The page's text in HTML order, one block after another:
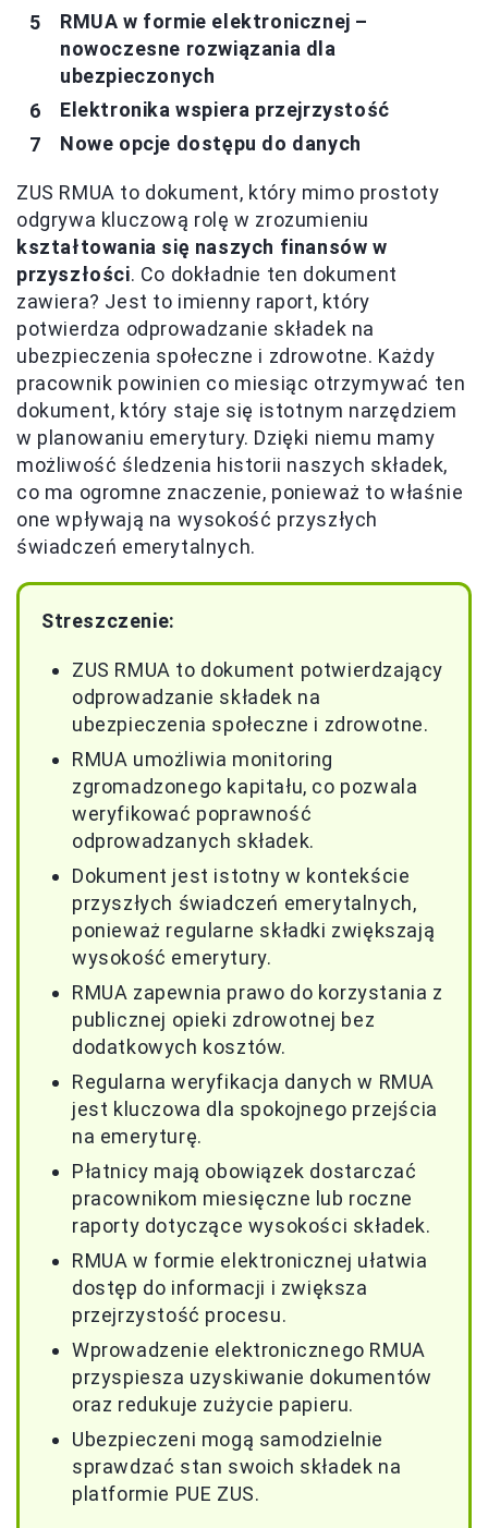
RMUA w formie elektronicznej –
nowoczesne rozwiązania dla
ubezpieczonych
Elektronika wspiera przejrzystość
Nowe opcje dostępu do danych
ZUS RMUA to dokument, który mimo prostoty
odgrywa kluczową rolę w zrozumieniu
kształtowania się naszych finansów w
przyszłości. Co dokładnie ten dokument
zawiera? Jest to imienny raport, który
potwierdza odprowadzanie składek na
ubezpieczenia społeczne i zdrowotne. Każdy
pracownik powinien co miesiąc otrzymywać ten
dokument, który staje się istotnym narzędziem
w planowaniu emerytury. Dzięki niemu mamy
możliwość śledzenia historii naszych składek,
co ma ogromne znaczenie, ponieważ to właśnie
one wpływają na wysokość przyszłych
świadczeń emerytalnych.
Streszczenie:
ZUS RMUA to dokument potwierdzający
odprowadzanie składek na
ubezpieczenia społeczne i zdrowotne.
RMUA umożliwia monitoring
zgromadzonego kapitału, co pozwala
weryfikować poprawność
odprowadzanych składek.
Dokument jest istotny w kontekście
przyszłych świadczeń emerytalnych,
ponieważ regularne składki zwiększają
wysokość emerytury.
RMUA zapewnia prawo do korzystania z
publicznej opieki zdrowotnej bez
dodatkowych kosztów.
Regularna weryfikacja danych w RMUA
jest kluczowa dla spokojnego przejścia
na emeryturę.
Płatnicy mają obowiązek dostarczać
pracownikom miesięczne lub roczne
raporty dotyczące wysokości składek.
RMUA w formie elektronicznej ułatwia
dostęp do informacji i zwiększa
przejrzystość procesu.
Wprowadzenie elektronicznego RMUA
przyspiesza uzyskiwanie dokumentów
oraz redukuje zużycie papieru.
Ubezpieczeni mogą samodzielnie
sprawdzać stan swoich składek na
platformie PUE ZUS.